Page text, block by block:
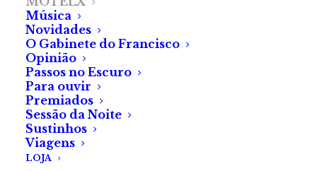
Música
Novidades
O Gabinete do Francisco
Opinião
Passos no Escuro
Para ouvir
Premiados
Sessão da Noite
Sustinhos
Viagens
LOJA
Matarem português, como figurará na plataforma
FilmTwist, traz-nos uma turma de finalistas do
secundário que destrói um conjunto de estátuas
durante uma festa numa floresta remota, vendo-se
em perigo com o surgimento de um homicida
misterioso.
Pensive